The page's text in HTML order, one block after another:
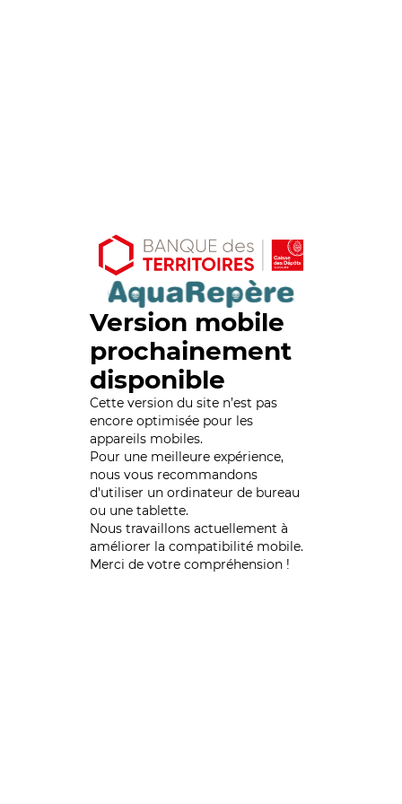
Version mobile
prochainement
disponible
Cette version du site n’est pas
encore optimisée pour les
appareils mobiles.
Pour une meilleure expérience,
nous vous recommandons
d'utiliser un ordinateur de bureau
ou une tablette.
Nous travaillons actuellement à
améliorer la compatibilité mobile.
Merci de votre compréhension !